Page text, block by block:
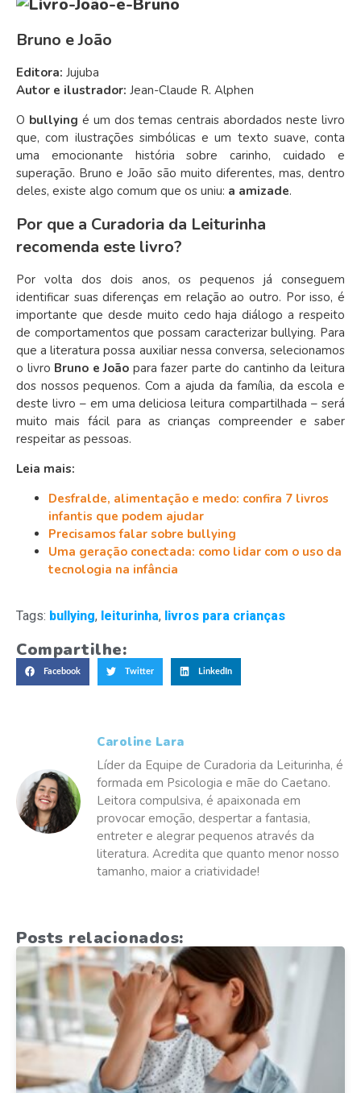
Bruno e João
Editora: Jujuba
Autor e ilustrador: Jean-Claude R. Alphen
O bullying é um dos temas centrais abordados neste livro
que, com ilustrações simbólicas e um texto suave, conta
uma emocionante história sobre carinho, cuidado e
superação. Bruno e João são muito diferentes, mas, dentro
deles, existe algo comum que os uniu: a amizade.
Por que a Curadoria da Leiturinha
recomenda este livro?
Por volta dos dois anos, os pequenos já conseguem
identificar suas diferenças em relação ao outro. Por isso, é
importante que desde muito cedo haja diálogo a respeito
de comportamentos que possam caracterizar bullying. Para
que a literatura possa auxiliar nessa conversa, selecionamos
o livro Bruno e João para fazer parte do cantinho da leitura
dos nossos pequenos. Com a ajuda da família, da escola e
deste livro – em uma deliciosa leitura compartilhada – será
muito mais fácil para as crianças compreender e saber
respeitar as pessoas.
Leia mais:
Desfralde, alimentação e medo: confira 7 livros
infantis que podem ajudar
Precisamos falar sobre bullying
Uma geração conectada: como lidar com o uso da
tecnologia na infância
Tags: bullying, leiturinha, livros para crianças
Compartilhe:
Facebook Twitter LinkedIn
Caroline Lara
Líder da Equipe de Curadoria da Leiturinha, é
formada em Psicologia e mãe do Caetano.
Leitora compulsiva, é apaixonada em
provocar emoção, despertar a fantasia,
entreter e alegrar pequenos através da
literatura. Acredita que quanto menor nosso
tamanho, maior a criatividade!
Posts relacionados: